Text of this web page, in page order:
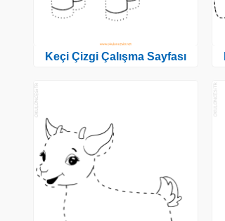
Keçi Çizgi Çalışma Sayfası